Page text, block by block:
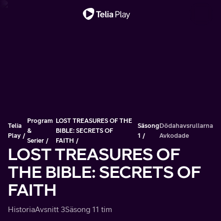
Telia
Play
Program
&
Serier
LOST TREASURES OF THE
BIBLE: SECRETS OF
FAITH
Säsong
1
Dödahavsrullarna
Avkodade
LOST TREASURES OF
THE BIBLE: SECRETS OF
FAITH
HistoriaAvsnitt 3Säsong 11 tim